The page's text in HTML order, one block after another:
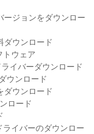
ージョンをダウンロー
ダウンロード
トウェア
イバーダウンロード
ウンロード
ダウンロード
ロード
イバーのダウンロー